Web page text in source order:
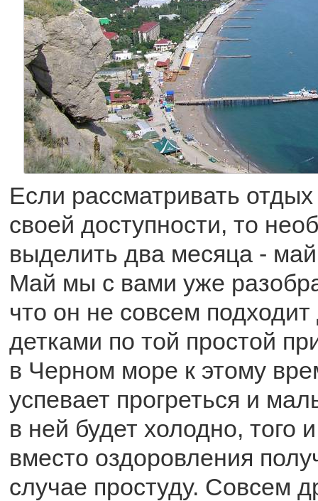
Если рассматривать
своей доступности, то
выделить два месяца -
Май мы с вами уже
что он не совсем
детками по той простой
в Черном море к этому
успевает прогреться и
в ней будет холодно, того
вместо оздоровления
случае простуду. Совсем